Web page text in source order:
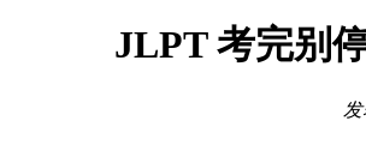
JLPT 考完别